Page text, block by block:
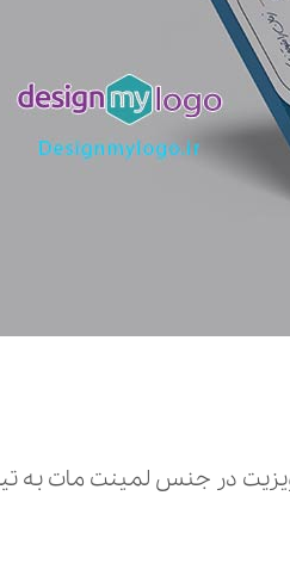
مات به تیراژ ۲۰۰۰ عدد